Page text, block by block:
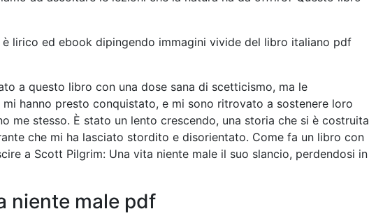
lirico ed ebook dipingendo immagini vivide del libro italiano pdf
a questo libro con una dose sana di scetticismo, ma le
hanno presto conquistato, e mi sono ritrovato a sostenere loro
me stesso. È stato un lento crescendo, una storia che si è costruita
che mi ha lasciato stordito e disorientato. Come fa un libro con
a Scott Pilgrim: Una vita niente male il suo slancio, perdendosi in
niente male pdf